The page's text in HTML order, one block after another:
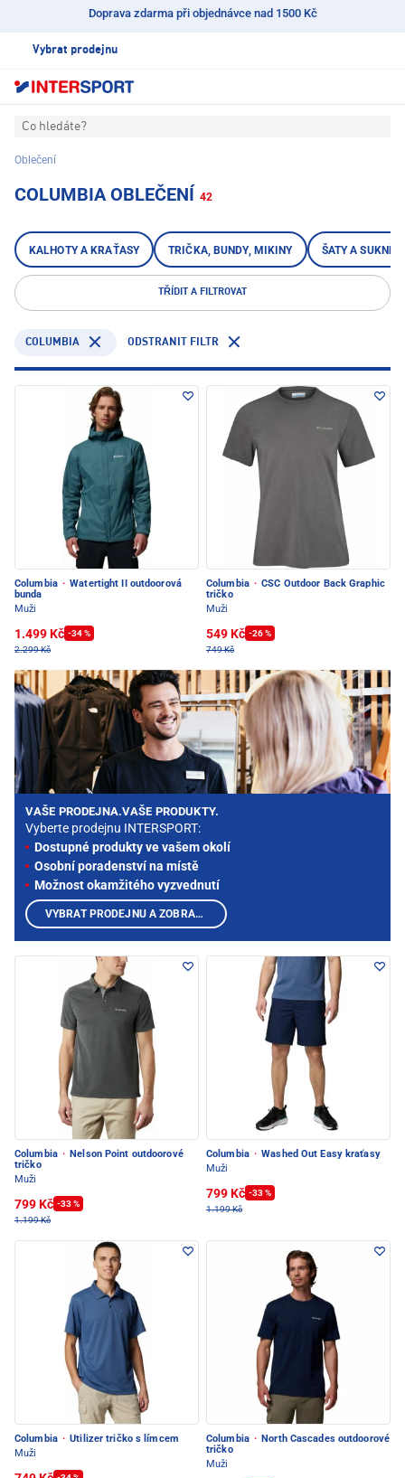
Doprava zdarma při objednávce nad 1500 Kč
Vybrat prodejnu
Co hledáte?
Oblečení
COLUMBIA OBLEČENÍ 42
KALHOTY A KRAŤASY TRIČKA, BUNDY, MIKINY ŠATY A SUKNĚ
TŘÍDIT A FILTROVAT
COLUMBIA ODSTRANIT FILTR
Columbia · Watertight II outdoorová
bunda
Muži
1.499 Kč -34 %
2.299 Kč
Columbia · CSC Outdoor Back Graphic
tričko
Muži
549 Kč -26 %
749 Kč
Columbia · Nelson Point outdoorové
tričko
Muži
799 Kč -33 %
1.199 Kč
Columbia · Washed Out Easy kraťasy
Muži
799 Kč -33 %
1.199 Kč
Columbia · Utilizer tričko s límcem
Muži
Columbia · North Cascades outdoorové
tričko
Muži
VAŠE PRODEJNA.VAŠE PRODUKTY.
Vyberte prodejnu INTERSPORT:
Dostupné produkty ve vašem okolí
Osobní poradenství na místě
Možnost okamžitého vyzvednutí
VYBRAT PRODEJNU A ZOBRAZIT PRODUKTY